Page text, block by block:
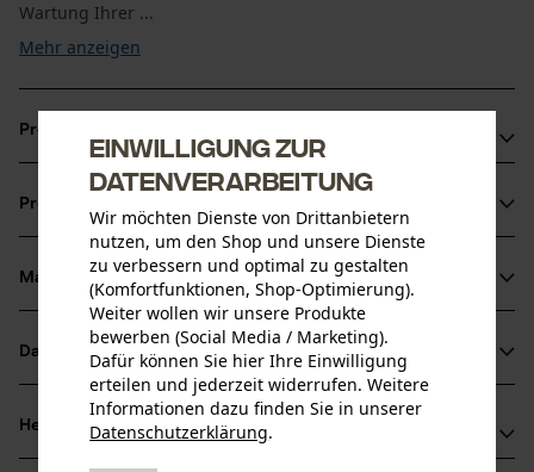
Wartung Ihrer ...
Mehr anzeigen
Produktvorteile
Forstwerkzeug Set mit 16 hochwertigen Zubehörteilen
Kompakter und gut unterteilter Koffer zum schnellen
Auffinden der Werkzeuge
Das Werkzeugset ist ideal für den gelegentlichen
Gebrauch bei Wartungsarbeiten
Produktinformationen
Produktdetails
Aktivitätstyp
Wartung, Schleifen, Schärfen
Altersgruppe
Material & Pflege
Material
Hauptmaterial
Kunststoff
Datenblätter
Produktsicherheitsdatenblatt (PDF)
Herstellerinformationen
Einwilligung zur
Datenverarbeitung
Wir möchten Dienste von Drittanbietern
nutzen, um den Shop und unsere Dienste
zu verbessern und optimal zu gestalten
(Komfortfunktionen, Shop-Optimierung).
Weiter wollen wir unsere Produkte
bewerben (Social Media / Marketing).
Dafür können Sie hier Ihre Einwilligung
erteilen und jederzeit widerrufen. Weitere
Informationen dazu finden Sie in unserer
Datenschutzerklärung.